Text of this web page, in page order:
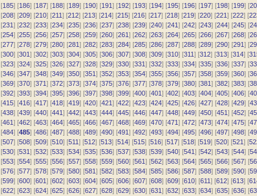
[185] [186] [187] [188] [189] [190] [191] [192] [193] [194] [195] [196] [197] [198] [199] [
[208] [209] [210] [211] [212] [213] [214] [215] [216] [217] [218] [219] [220] [221] [222] [
[231] [232] [233] [234] [235] [236] [237] [238] [239] [240] [241] [242] [243] [244] [245] [
[254] [255] [256] [257] [258] [259] [260] [261] [262] [263] [264] [265] [266] [267] [268] [
[277] [278] [279] [280] [281] [282] [283] [284] [285] [286] [287] [288] [289] [290] [291] [
[300] [301] [302] [303] [304] [305] [306] [307] [308] [309] [310] [311] [312] [313] [314] [
[323] [324] [325] [326] [327] [328] [329] [330] [331] [332] [333] [334] [335] [336] [337] [
[346] [347] [348] [349] [350] [351] [352] [353] [354] [355] [356] [357] [358] [359] [360] [
[369] [370] [371] [372] [373] [374] [375] [376] [377] [378] [379] [380] [381] [382] [383] [
[392] [393] [394] [395] [396] [397] [398] [399] [400] [401] [402] [403] [404] [405] [406] [
[415] [416] [417] [418] [419] [420] [421] [422] [423] [424] [425] [426] [427] [428] [429] [
[438] [439] [440] [441] [442] [443] [444] [445] [446] [447] [448] [449] [450] [451] [452] [
[461] [462] [463] [464] [465] [466] [467] [468] [469] [470] [471] [472] [473] [474] [475] [
[484] [485] [486] [487] [488] [489] [490] [491] [492] [493] [494] [495] [496] [497] [498] [
[507] [508] [509] [510] [511] [512] [513] [514] [515] [516] [517] [518] [519] [520] [521] [
[530] [531] [532] [533] [534] [535] [536] [537] [538] [539] [540] [541] [542] [543] [544] [
[553] [554] [555] [556] [557] [558] [559] [560] [561] [562] [563] [564] [565] [566] [567] [
[576] [577] [578] [579] [580] [581] [582] [583] [584] [585] [586] [587] [588] [589] [590] [
[599] [600] [601] [602] [603] [604] [605] [606] [607] [608] [609] [610] [611] [612] [613] [
[622] [623] [624] [625] [626] [627] [628] [629] [630] [631] [632] [633] [634] [635] [636] [